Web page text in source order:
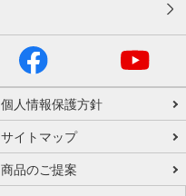
個人情報保護方針
サイトマップ
商品のご提案